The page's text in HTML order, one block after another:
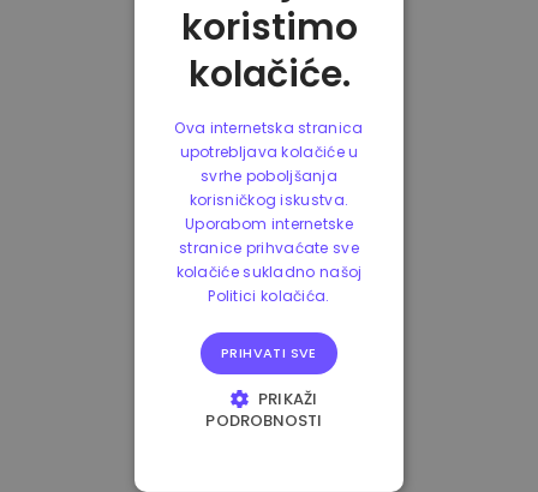
koristimo
kolačiće.
Ova internetska stranica
upotrebljava kolačiće u
svrhe poboljšanja
korisničkog iskustva.
Uporabom internetske
stranice prihvaćate sve
kolačiće sukladno našoj
Politici kolačića.
PRIHVATI SVE
PRIKAŽI
PODROBNOSTI